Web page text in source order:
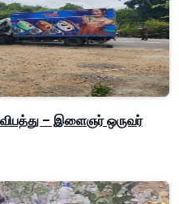
விபத்து – இளைஞர் ஒருவர்